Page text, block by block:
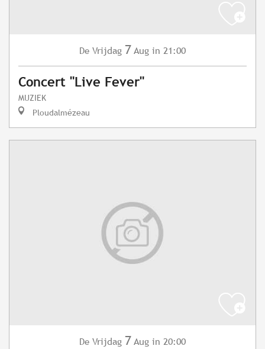
De Vrijdag 7 Aug in 21:00
Concert "Live Fever"
MUZIEK
Ploudalmézeau
De Vrijdag 7 Aug in 20:00